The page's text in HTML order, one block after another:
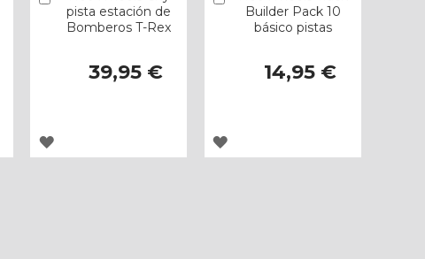
pista estación de
Bomberos T-Rex
39,95 €
AGREGAR
Builder Pack 10
básico pistas
14,95 €
AGREGAR